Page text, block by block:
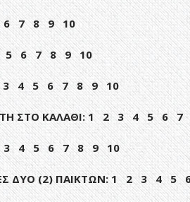
6 7 8 9 10
5 6 7 8 9 10
2 3 4 5 6 7 8 9 10
ΣΤΟ ΚΑΛΑΘΙ: 1 2 3 4 5 6
2 3 4 5 6 7 8 9 10
ΔΥΟ (2) ΠΑΙΚΤΩΝ: 1 2 3 4